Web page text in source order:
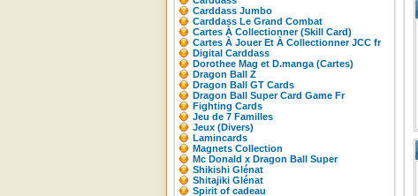
Carddass Jumbo
Carddass Le Grand Combat
Cartes À Collectionner (Skill Card)
Cartes À Jouer Et À Collectionner JCC fr
Digital Carddass
Dorothee Mag et D.manga (Cartes)
Dragon Ball Z
Dragon Ball GT Cards
Dragon Ball Super Card Game Fr
Fighting Cards
Jeu de 7 Familles
Jeux (Divers)
Lamincards
Magnets Collection
Mc Donald x Dragon Ball Super
Shikishi Glénat
Shitajiki Glénat
Spirit of cadeau